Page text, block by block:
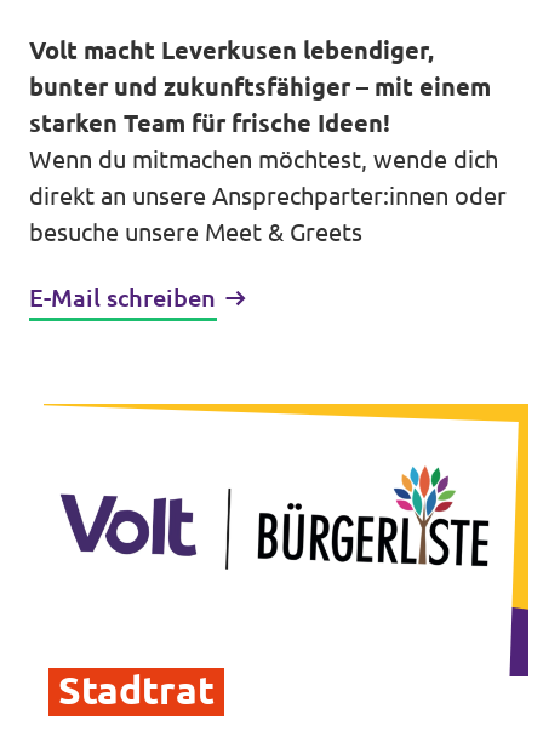
Volt Deutschland Merchandise Shop
Unsere Events
Presse
Mache bei uns mit!
Deine Spende für Volt!
Datenschutz
Impressum
Volt macht Leverkusen lebendiger,
bunter und zukunftsfähiger – mit einem
starken Team für frische Ideen!
Wenn du mitmachen möchtest, wende dich
direkt an unsere Ansprechparter:innen oder
besuche unsere Meet & Greets
E-Mail schreiben
Stadtrat